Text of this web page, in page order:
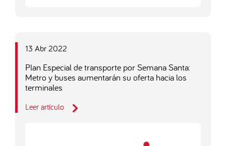
13 Abr 2022
Plan Especial de transporte por Semana Santa:
Metro y buses aumentarán su oferta hacia los
terminales
Leer artículo